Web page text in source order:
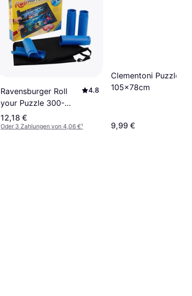
Ravensburger Roll
your Puzzle 300-
1500 Pieces
4.8
12,18 €
Oder 3 Zahlungen von 4,06 €¹
Clementoni Puzzle
105x78cm
9,99 €